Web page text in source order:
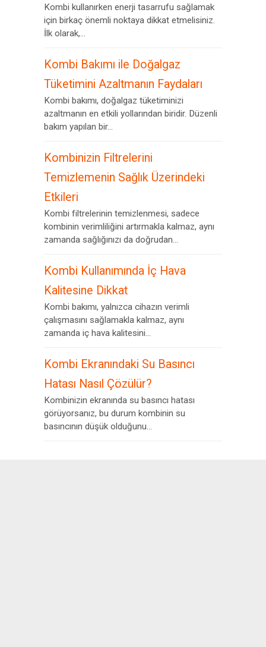
Kombi kullanırken enerji tasarrufu sağlamak
için birkaç önemli noktaya dikkat etmelisiniz.
İlk olarak,...
Kombi Bakımı ile Doğalgaz
Tüketimini Azaltmanın Faydaları
Kombi bakımı, doğalgaz tüketiminizi
azaltmanın en etkili yollarından biridir. Düzenli
bakım yapılan bir...
Kombinizin Filtrelerini
Temizlemenin Sağlık Üzerindeki
Etkileri
Kombi filtrelerinin temizlenmesi, sadece
kombinin verimliliğini artırmakla kalmaz, aynı
zamanda sağlığınızı da doğrudan...
Kombi Kullanımında İç Hava
Kalitesine Dikkat
Kombi bakımı, yalnızca cihazın verimli
çalışmasını sağlamakla kalmaz, aynı
zamanda iç hava kalitesini...
Kombi Ekranındaki Su Basıncı
Hatası Nasıl Çözülür?
Kombinizin ekranında su basıncı hatası
görüyorsanız, bu durum kombinin su
basıncının düşük olduğunu...